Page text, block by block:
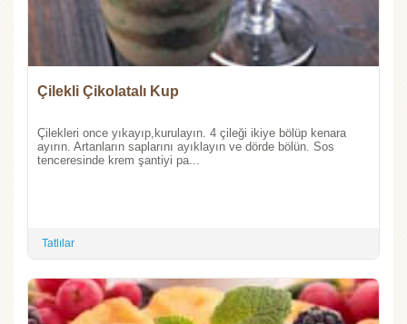
Çilekli Çikolatalı Kup
Çilekleri once yıkayıp,kurulayın. 4 çileği ikiye bölüp kenara
ayırın. Artanların saplarını ayıklayın ve dörde bölün. Sos
tenceresinde krem şantiyi pa...
Tatlılar